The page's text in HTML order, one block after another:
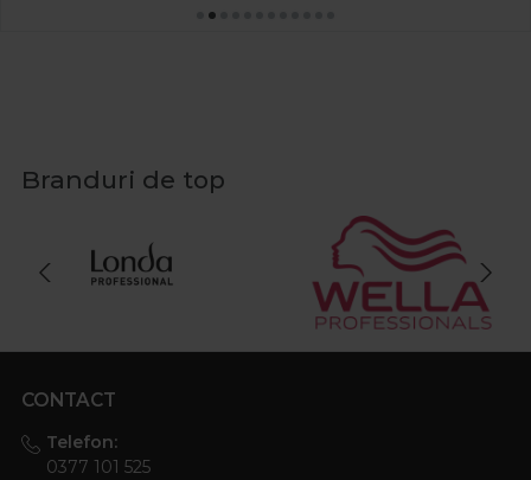
Branduri de top
CONTACT
Telefon:
0377 101 525